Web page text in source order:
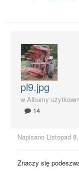
pl9.jpg
w Albumy
14
Napisano Listopad
Znaczy się